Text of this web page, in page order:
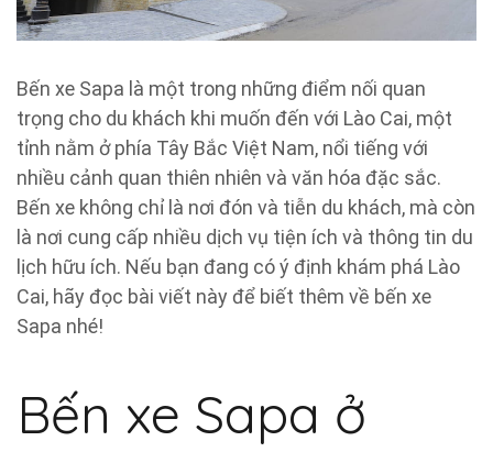
Bến xe Sapa là một trong những điểm nối quan
trọng cho du khách khi muốn đến với Lào Cai, một
tỉnh nằm ở phía Tây Bắc Việt Nam, nổi tiếng với
nhiều cảnh quan thiên nhiên và văn hóa đặc sắc.
Bến xe không chỉ là nơi đón và tiễn du khách, mà còn
là nơi cung cấp nhiều dịch vụ tiện ích và thông tin du
lịch hữu ích. Nếu bạn đang có ý định khám phá Lào
Cai, hãy đọc bài viết này để biết thêm về bến xe
Sapa nhé!
Bến xe Sapa ở